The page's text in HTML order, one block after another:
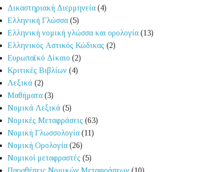
Δικαστηριακή Διερμηνεία (4)
Ελληνική Γλώσσα (5)
Ελληνική νομική γλώσσα και ορολογία (13)
Ελληνικός Αστικός Κώδικας (2)
Ευρωπαϊκό Δίκαιο (2)
Κριτικές Βιβλίων (4)
Λεξικά (2)
Μαθήματα (3)
Νομικά Λεξικά (5)
Νομικές Μεταφράσεις (63)
Νομική Γλωσσολογία (11)
Νομική Ορολογία (26)
Νομικοί μεταφραστές (5)
Παραθέσεις Νομικών Μεταφράσεων (10)